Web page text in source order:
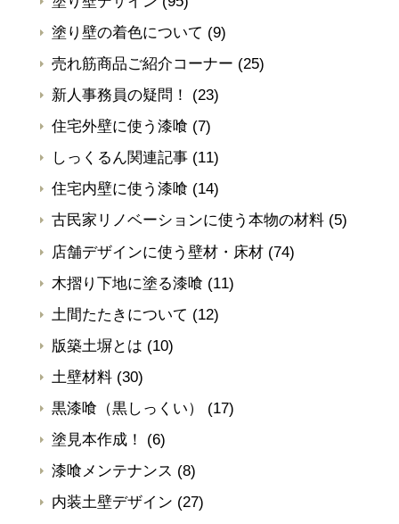
塗り壁の着色について (9)
売れ筋商品ご紹介コーナー (25)
新人事務員の疑問！
(23)
住宅外壁に使う漆喰 (7)
しっくるん関連記事 (11)
住宅内壁に使う漆喰 (14)
古民家リノベーションに使う本物の材料 (5)
店舗デザインに使う壁材・床材 (74)
木摺り下地に塗る漆喰 (11)
土間たたきについて (12)
版築土塀とは (10)
土壁材料 (30)
黒漆喰（黒しっくい）
(17)
塗見本作成！
(6)
漆喰メンテナンス (8)
内装土壁デザイン (27)